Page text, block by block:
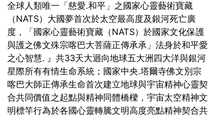
全球人類唯一「慈愛.和平」之國家心靈藝術寶藏
（NATS）大國夢首次於太空最高度及銀河死亡廣
度，「國家心靈藝術寶藏（NATS）於國家文化保護
與護之佛文殊宗喀巴大菩薩正傳承承」法身於和平愛
之心智慧. 』共33天大迴向地球五大洲四大洋與銀河
星際所有有情生命系統；國家中央.塔爾寺佛文別宗
喀巴大師正傳承生命首次建立地球與宇宙精神心靈契
合共同價值之起點與精神同體橋樑，宇宙太空精神文
明標竿行為於各國心靈轉騰文明高度亮點精神契合共